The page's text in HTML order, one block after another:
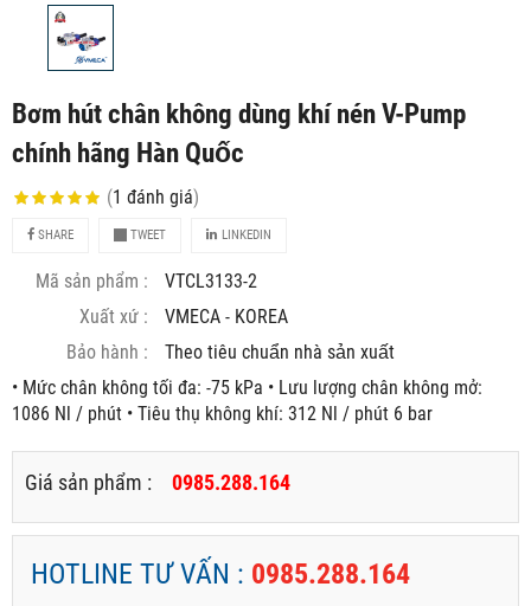
Bơm hút chân không dùng khí nén V-Pump
chính hãng Hàn Quốc
(1 đánh giá)
SHARE TWEET LINKEDIN
Mã sản phẩm :
VTCL3133-2
Xuất xứ :
VMECA - KOREA
Bảo hành :
Theo tiêu chuẩn nhà sản xuất
• Mức chân không tối đa: -75 kPa • Lưu lượng chân không mở:
1086 Nl / phút • Tiêu thụ không khí: 312 Nl / phút 6 bar
Giá sản phẩm : 0985.288.164
HOTLINE TƯ VẤN : 0985.288.164